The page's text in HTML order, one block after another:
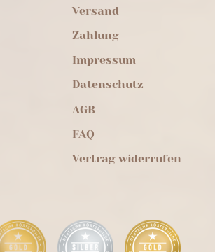
Versand
Zahlung
Impressum
Datenschutz
AGB
FAQ
Vertrag widerrufen